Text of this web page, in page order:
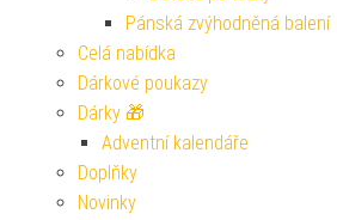
Pánská zvýhodněná balení
Celá nabídka
Dárkové poukazy
Dárky 🎁
Adventní kalendáře
Doplňky
Novinky